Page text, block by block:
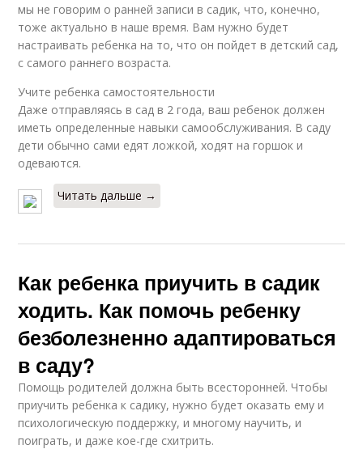
мы не говорим о ранней записи в садик, что, конечно,
тоже актуально в наше время. Вам нужно будет
настраивать ребенка на то, что он пойдет в детский сад,
с самого раннего возраста.
Учите ребенка самостоятельности
Даже отправляясь в сад в 2 года, ваш ребенок должен
иметь определенные навыки самообслуживания. В саду
дети обычно сами едят ложкой, ходят на горшок и
одеваются.
Читать дальше →
Как ребенка приучить в садик
ходить. Как помочь ребенку
безболезненно адаптироваться
в саду?
Помощь родителей должна быть всесторонней. Чтобы
приучить ребенка к садику, нужно будет оказать ему и
психологическую поддержку, и многому научить, и
поиграть, и даже кое-где схитрить.